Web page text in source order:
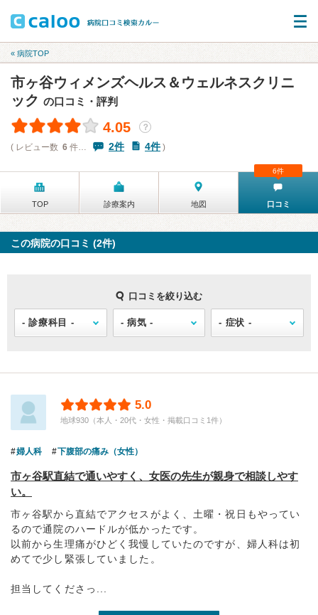
« 病院TOP
市ヶ谷ウィメンズヘルス＆ウェルネスクリニ
ック の口コミ・評判
4.05
？
( レビュー数 6 件… 2件 4件)
TOP 診療案内 地図 口コミ
6件
この病院の口コミ (2件)
口コミを絞り込む
5.0
地球930（本人・20代・女性・掲載口コミ1件）
婦人科 下腹部の痛み（女性）
市ヶ谷駅直結で通いやすく、女医の先生が親身で相談しやす
い。
市ヶ谷駅から直結でアクセスがよく、土曜・祝日もやってい
るので通院のハードルが低かったです。
以前から生理痛がひどく我慢していたのですが、婦人科は初
めてで少し緊張していました。
担当してくださっ...